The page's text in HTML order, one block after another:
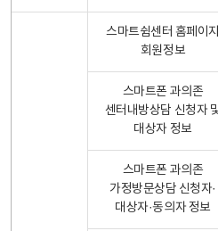
스마트쉼센터 홈페이지
회원정보
스마트폰 과의존
센터내방상담 신청자
대상자 정보
스마트폰 과의존
가정방문상담 신청자·
대상자·동의자 정보